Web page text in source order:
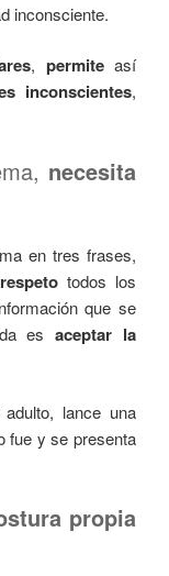
inconsciente.
, permiteasí
inconscientes,
necesita
en tres frases,
todos los
que se
esaceptar la
lance una
fue y se presenta
propia